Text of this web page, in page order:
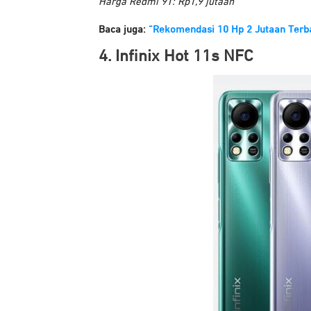
Baca juga: “Rekomendasi 10 Hp 2 Jutaan
4. Infinix Hot 11s NFC